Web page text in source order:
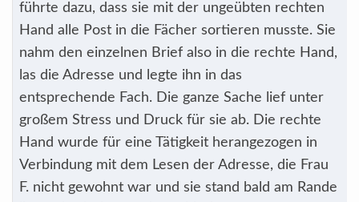
führte dazu, dass sie mit der ungeübten rechten
Hand alle Post in die Fächer sortieren musste. Sie
nahm den einzelnen Brief also in die rechte Hand,
las die Adresse und legte ihn in das
entsprechende Fach. Die ganze Sache lief unter
großem Stress und Druck für sie ab. Die rechte
Hand wurde für eine Tätigkeit herangezogen in
Verbindung mit dem Lesen der Adresse, die Frau
F. nicht gewohnt war und sie stand bald am Rande